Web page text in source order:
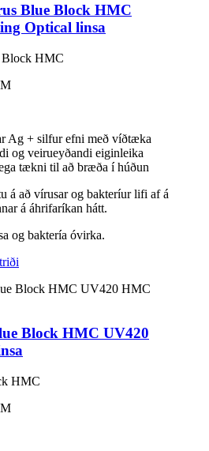
Blue Block HMC
Optical linsa
HMC
Ag + silfur efni með víðtæka
og veirueyðandi eiginleika
tækni til að bræða í húðun
á að vírusar og bakteríur lifi af á
á áhrifaríkan hátt.
og baktería óvirka.
Block HMC UV420
HMC